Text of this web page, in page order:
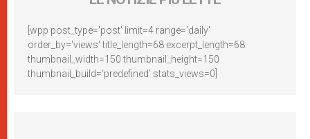
[wpp post_type='post' limit=4 range='daily'
order_by='views' title_length=68 excerpt_length=68
thumbnail_width=150 thumbnail_height=150
thumbnail_build='predefined' stats_views=0]